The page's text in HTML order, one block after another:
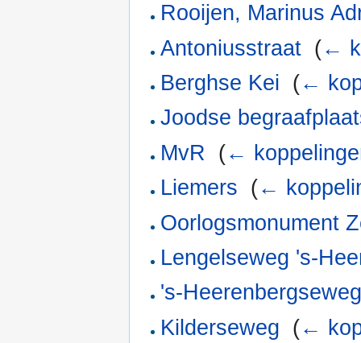
Rooijen, Marinus
Antoniusstraat (←
Berghse Kei (←
Joodse
MvR
(←
Liemers (←
Oorlogsmonument
Lengelseweg 's-
's-
Kilderseweg (←